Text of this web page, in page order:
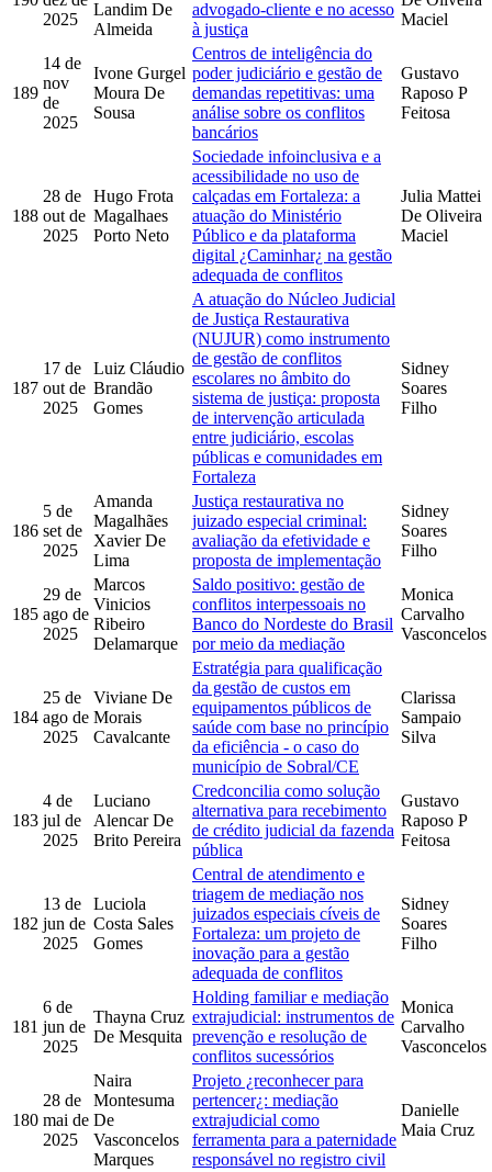
2025
Landim De
Almeida
advogado-cliente e no acesso
à justiça
Maciel
189
14 de
nov
de
2025
Ivone Gurgel
Moura De
Sousa
Centros de inteligência do
poder judiciário e gestão de
demandas repetitivas: uma
análise sobre os conflitos
bancários
Gustavo
Raposo P
Feitosa
188
28 de
out de
2025
Hugo Frota
Magalhaes
Porto Neto
Sociedade infoinclusiva e a
acessibilidade no uso de
calçadas em Fortaleza: a
atuação do Ministério
Público e da plataforma
digital ¿Caminhar¿ na gestão
adequada de conflitos
Julia Mattei
De Oliveira
Maciel
187
17 de
out de
2025
Luiz Cláudio
Brandão
Gomes
A atuação do Núcleo Judicial
de Justiça Restaurativa
(NUJUR) como instrumento
de gestão de conflitos
escolares no âmbito do
sistema de justiça: proposta
de intervenção articulada
entre judiciário, escolas
públicas e comunidades em
Fortaleza
Sidney
Soares
Filho
186
5 de
set de
2025
Amanda
Magalhães
Xavier De
Lima
Justiça restaurativa no
juizado especial criminal:
avaliação da efetividade e
proposta de implementação
Sidney
Soares
Filho
185
29 de
ago de
2025
Marcos
Vinicios
Ribeiro
Delamarque
Saldo positivo: gestão de
conflitos interpessoais no
Banco do Nordeste do Brasil
por meio da mediação
Monica
Carvalho
Vasconcelos
184
25 de
ago de
2025
Viviane De
Morais
Cavalcante
Estratégia para qualificação
da gestão de custos em
equipamentos públicos de
saúde com base no princípio
da eficiência - o caso do
município de Sobral/CE
Clarissa
Sampaio
Silva
183
4 de
jul de
2025
Luciano
Alencar De
Brito Pereira
Credconcilia como solução
alternativa para recebimento
de crédito judicial da fazenda
pública
Gustavo
Raposo P
Feitosa
182
13 de
jun de
2025
Luciola
Costa Sales
Gomes
Central de atendimento e
triagem de mediação nos
juizados especiais cíveis de
Fortaleza: um projeto de
inovação para a gestão
adequada de conflitos
Sidney
Soares
Filho
181
6 de
jun de
2025
Thayna Cruz
De Mesquita
Holding familiar e mediação
extrajudicial: instrumentos de
prevenção e resolução de
conflitos sucessórios
Monica
Carvalho
Vasconcelos
180
28 de
mai de
2025
Naira
Montesuma
De
Vasconcelos
Marques
Projeto ¿reconhecer para
pertencer¿: mediação
extrajudicial como
ferramenta para a paternidade
responsável no registro civil
Danielle
Maia Cruz